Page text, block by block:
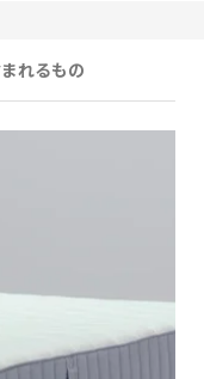
れるもの
レス付き, ヴォーグス